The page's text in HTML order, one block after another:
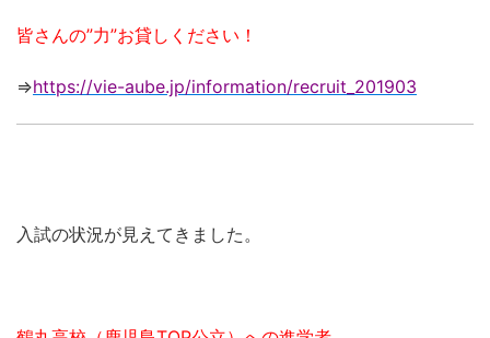
皆さんの”力”お貸しください！
⇒https://vie-aube.jp/information/recruit_201903
入試の状況が見えてきました。